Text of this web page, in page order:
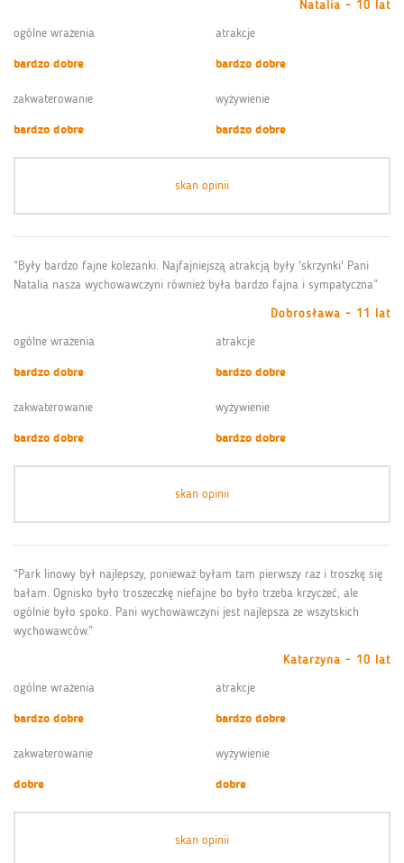
Natalia - 10 lat
ogólne wrażenia
bardzo dobre
atrakcje
bardzo dobre
zakwaterowanie
bardzo dobre
wyżywienie
bardzo dobre
skan opinii
“Były bardzo fajne koleżanki. Najfajniejszą atrakcją były 'skrzynki' Pani
Natalia nasza wychowawczyni również była bardzo fajna i sympatyczna”
Dobrosława - 11 lat
ogólne wrażenia
bardzo dobre
atrakcje
bardzo dobre
zakwaterowanie
bardzo dobre
wyżywienie
bardzo dobre
skan opinii
“Park linowy był najlepszy, ponieważ byłam tam pierwszy raz i troszkę się
bałam. Ognisko było troszeczkę niefajne bo było trzeba krzyczeć, ale
ogólnie było spoko. Pani wychowawczyni jest najlepsza ze wszytskich
wychowawców.”
Katarzyna - 10 lat
ogólne wrażenia
bardzo dobre
atrakcje
bardzo dobre
zakwaterowanie
dobre
wyżywienie
dobre
skan opinii